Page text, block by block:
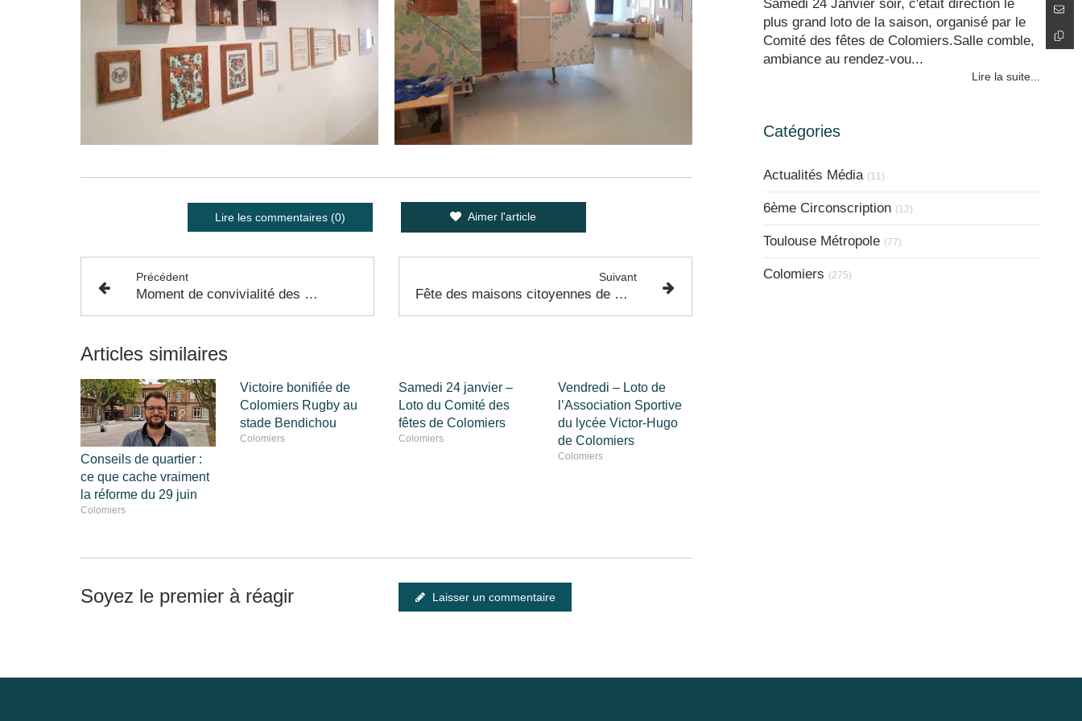
Lire les commentaires (0) Aimer l'article
Précédent
Moment de convivialité des comités de quartiers de Colomiers - 16 Juin 2023
Suivant
Fête des maisons citoyennes de Colomiers - 17 Juin 2023
Articles similaires
Conseils de quartier :
ce que cache vraiment
la réforme du 29 juin
Colomiers
Victoire bonifiée de
Colomiers Rugby au
stade Bendichou
Colomiers
Samedi 24 janvier –
Loto du Comité des
fêtes de Colomiers
Colomiers
Vendredi – Loto de
l’Association Sportive
du lycée Victor-Hugo
de Colomiers
Colomiers
Soyez le premier à réagir Laisser un commentaire
Samedi 24 Janvier soir, c'était direction le
plus grand loto de la saison, organisé par le
Comité des fêtes de Colomiers.Salle comble,
ambiance au rendez-vou...
Lire la suite...
Catégories
Actualités Média (11)
6ème Circonscription (12)
Toulouse Métropole (77)
Colomiers (275)